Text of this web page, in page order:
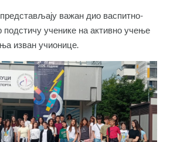
важан дио васпитно-
подстичу ученике на активно учење
изван учионице.